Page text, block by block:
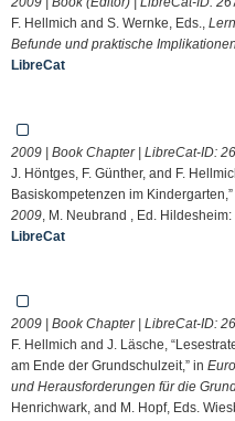
F. Hellmich and S. Wernke, Eds.,
Befunde und praktische Implikationen
LibreCat
2009 | Book Chapter | LibreCat-ID:
J. Höntges, F. Günther, and F.
Basiskompetenzen im Kindergarten,”
2009 , M. Neubrand , Ed.
LibreCat
2009 | Book Chapter | LibreCat-ID:
F. Hellmich and J. Läsche,
am Ende der Grundschulzeit,” in
und Herausforderungen für die
Henrichwark, and M. Hopf, Eds.